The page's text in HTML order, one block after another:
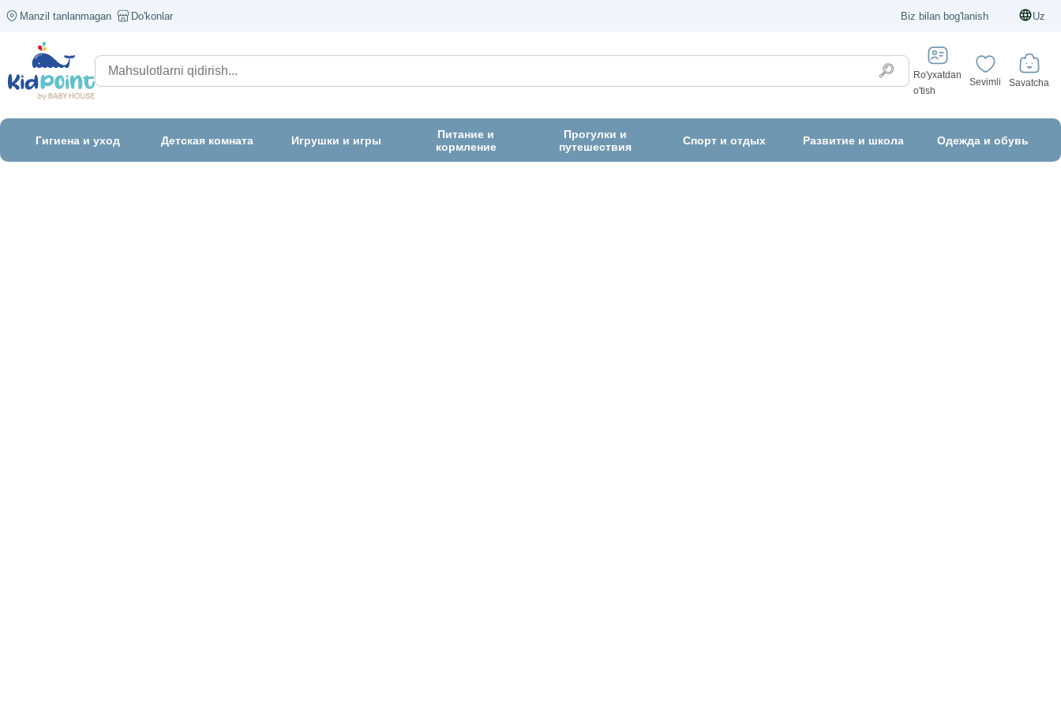
Manzil tanlanmagan Do'konlar Biz bilan bog'lanish Uz
Ro'yxatdan
o'tish
Sevimli Savatcha
Гигиена и уход Детская комната Игрушки и игры
Питание и
кормление
Прогулки и
путешествия
Спорт и отдых Развитие и школа Одежда и обувь